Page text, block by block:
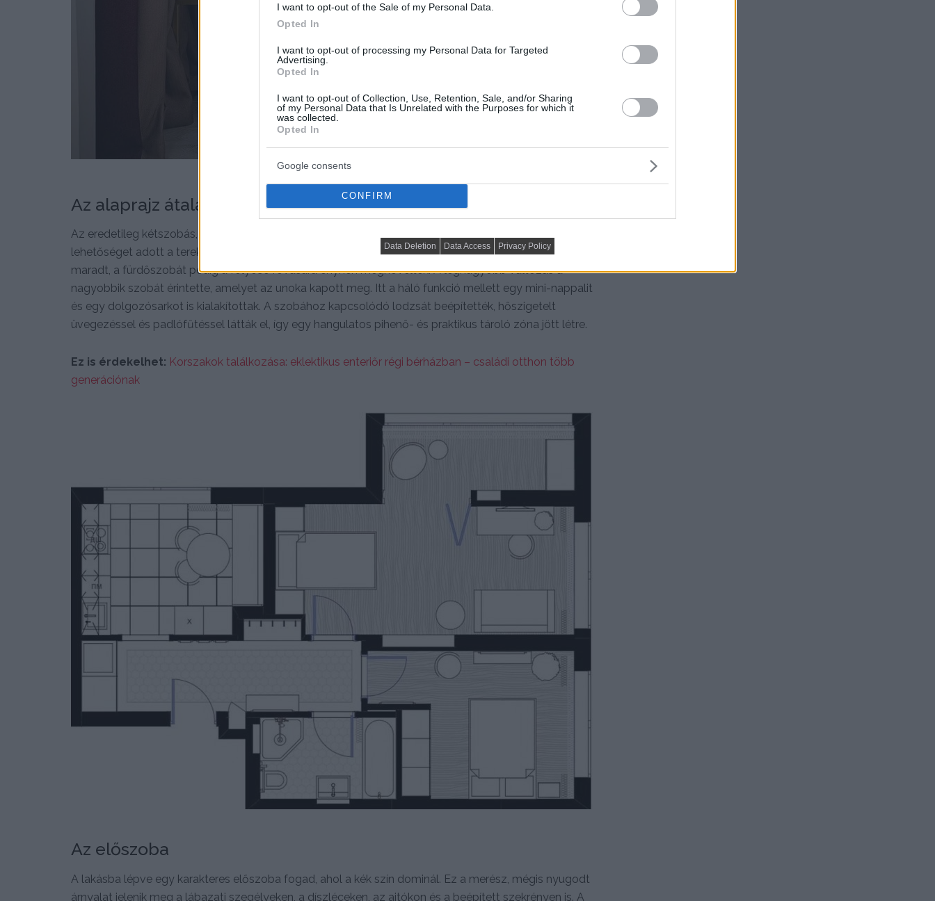
I want to opt-out of the Sale of my Personal Data.
Opted In
I want to opt-out of processing my Personal Data for Targeted
Advertising.
Opted In
I want to opt-out of Collection, Use, Retention, Sale, and/or Sharing
of my Personal Data that Is Unrelated with the Purposes for which it
was collected.
Opted In
Google consents
CONFIRM
Data Deletion Data Access Privacy Policy
Az alaprajz átalakítása
Az eredetileg kétszobás, külön konyhás, lodzsás lakást az építtető válaszfalak nélkül adta át, ami
lehetőséget adott a terek személyre szabására. Az átalakítás során a konyha az eredeti helyén
maradt, a fürdőszobát pedig a folyosó rovására enyhén megnövelték. A legnagyobb változás a
nagyobbik szobát érintette, amelyet az unoka kapott meg. Itt a háló funkció mellett egy mini-nappalit
és egy dolgozósarkot is kialakítottak. A szobához kapcsolódó lodzsát beépítették, hőszigetelt
üvegezéssel és padlófűtéssel látták el, így egy hangulatos pihenő- és praktikus tároló zóna jött létre.
Ez is érdekelhet: Korszakok találkozása: eklektikus enteriőr régi bérházban – családi otthon több
generációnak
Az előszoba
A lakásba lépve egy karakteres előszoba fogad, ahol a kék szín dominál. Ez a merész, mégis nyugodt
árnyalat jelenik meg a lábazati szegélyeken, a díszléceken, az ajtókon és a beépített szekrényen is. A